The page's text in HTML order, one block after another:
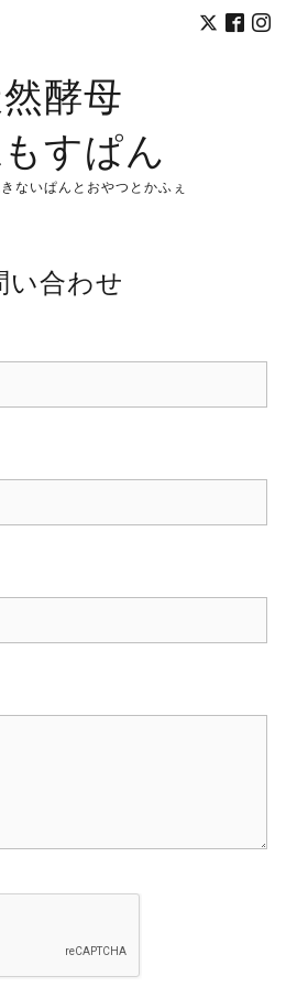
酵母
すぱん
ないぱんとおやつとかふぇ
い合わせ